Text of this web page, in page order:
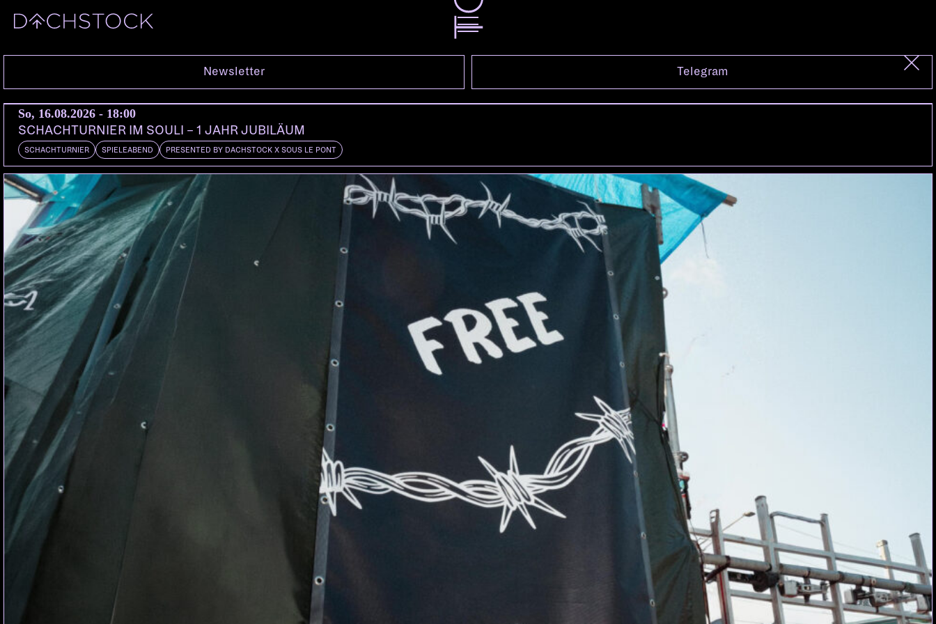
Newsletter Telegram
So, 16.08.2026 - 18:00
SCHACHTURNIER IM SOULI – 1 JAHR JUBILÄUM
SCHACHTURNIER SPIELEABEND PRESENTED BY DACHSTOCK X SOUS LE PONT